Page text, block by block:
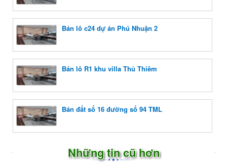
Bán lô c24 dự án Phú Nhuận 2
Bán lô R1 khu villa Thủ Thiêm
Bán đất số 16 đường số 94 TML
Những tin cũ hơn